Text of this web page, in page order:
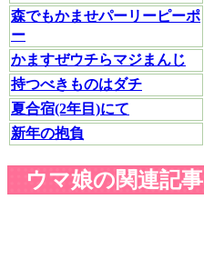
森でもかませパーリーピーポ
ー
かますぜウチらマジまんじ
持つべきものはダチ
夏合宿(2年目)にて
新年の抱負
ウマ娘の関連記事